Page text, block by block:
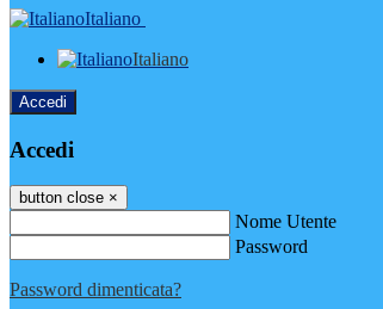
Italiano
Italiano
Accedi
Accedi
button close ×
Nome Utente
Password
Password dimenticata?